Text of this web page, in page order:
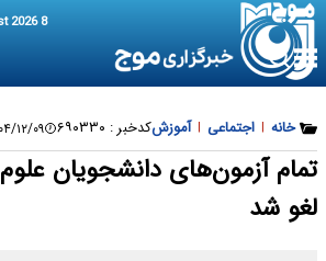
8 August 2026
خانه | اجتماعی | آموزشکدخبر : ۶۹۰۳۳۰ ۱۴۰۴/۱۲/۰۹
تمام آزمون‌های دانشجویان
لغو شد